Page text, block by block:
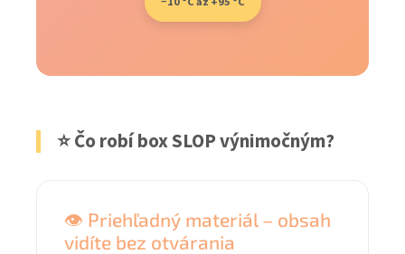
⭐ Čo robí box SLOP výnimočným?
👁️ Priehľadný materiál – obsah
vidíte bez otvárania